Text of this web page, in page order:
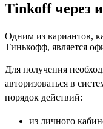
Tinkoff через
Одним из вариантов,
Тинькофф, является
Для получения
авторизоваться в
порядок действий:
из личного